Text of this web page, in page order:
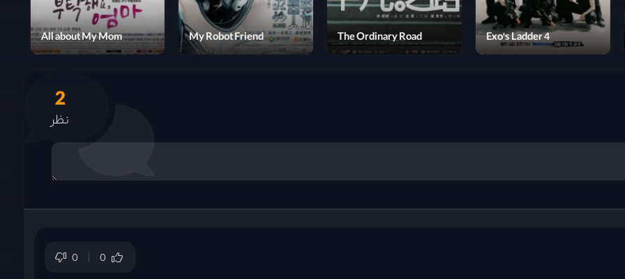
The Ordinary Road
My Robot Friend
All about My Mom
Once Upon a Small Town
2
نظر
0 0